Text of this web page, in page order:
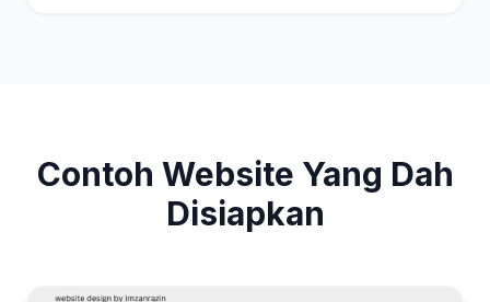
Contoh Website Yang Dah
Disiapkan